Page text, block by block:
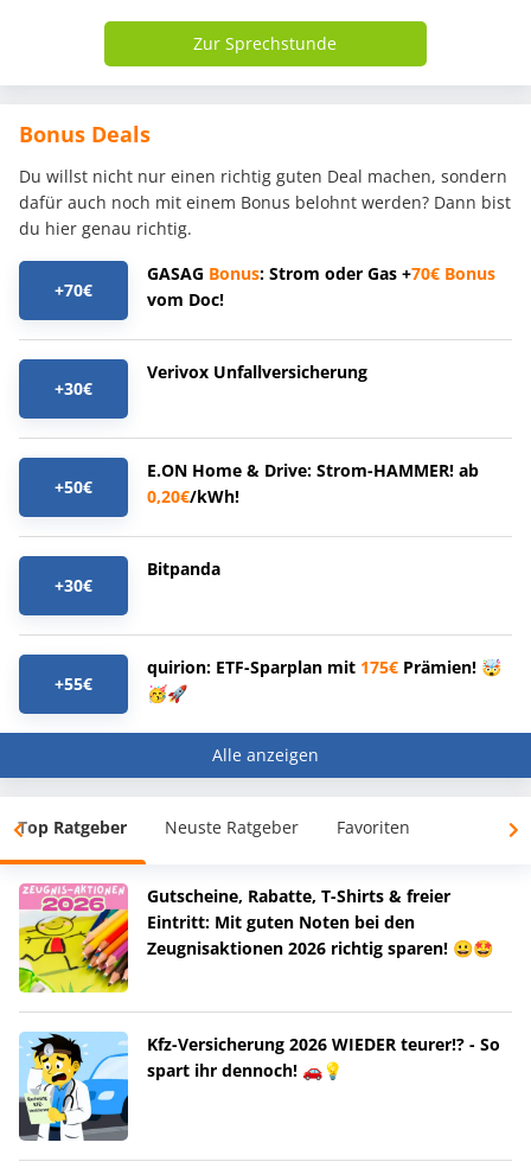
Zur Sprechstunde
Bonus Deals
Du willst nicht nur einen richtig guten Deal machen, sondern
dafür auch noch mit einem Bonus belohnt werden? Dann bist
du hier genau richtig.
+70€
GASAG Bonus: Strom oder Gas +70€ Bonus
vom Doc!
+30€
Verivox Unfallversicherung
+50€
E.ON Home & Drive: Strom-HAMMER! ab
0,20€/kWh!
+30€
Bitpanda
+55€
quirion: ETF-Sparplan mit 175€ Prämien! 🤯
🥳🚀
Alle anzeigen
Top Ratgeber Neuste Ratgeber Favoriten
Gutscheine, Rabatte, T-Shirts & freier
Eintritt: Mit guten Noten bei den
Zeugnisaktionen 2026 richtig sparen! 😀🤩
Kfz-Versicherung 2026 WIEDER teurer!? - So
spart ihr dennoch! 🚗💡